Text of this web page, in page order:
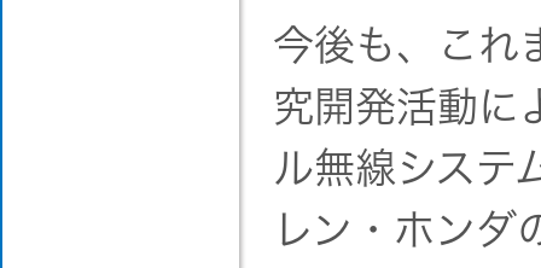
今後も、これ
究開発活動に
ル無線システ
レン・ホン